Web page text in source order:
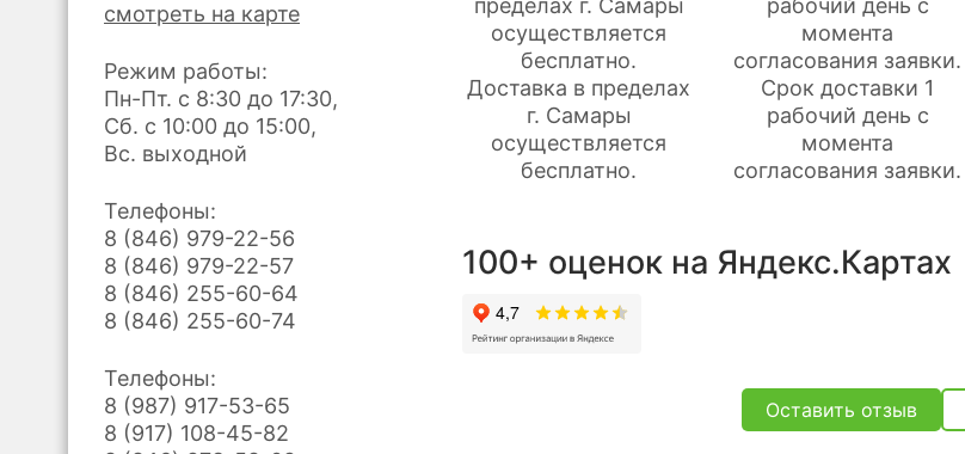
смотреть на карте
Режим работы:
Пн-Пт. с 8:30 до 17:30,
Сб. с 10:00 до 15:00,
Вс. выходной
Телефоны:
8 (846) 979-22-56
8 (846) 979-22-57
8 (846) 255-60-64
8 (846) 255-60-74
Телефоны:
8 (987) 917-53-65
8 (917) 108-45-82
Доставка в пределах
г. Самары
осуществляется
бесплатно.
Срок доставки 1
рабочий день с
момента
согласования заявки.
100+ оценок на Яндекс.Картах
Оставить отзыв